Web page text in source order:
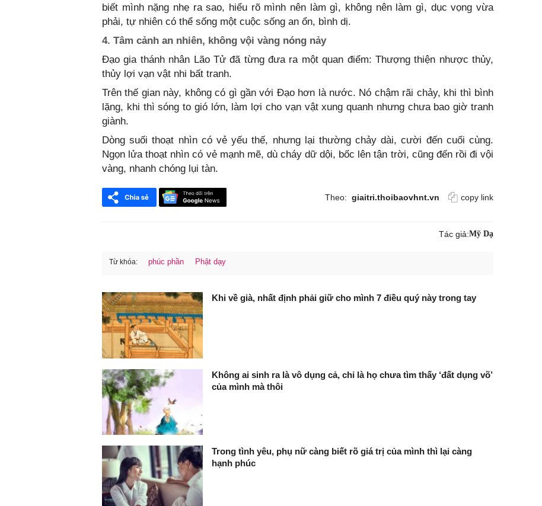
biết mình nặng nhẹ ra sao, hiểu rõ mình nên làm gì, không nên làm gì, dục vọng vừa
phải, tự nhiên có thể sống một cuộc sống an ổn, bình dị.
4. Tâm cảnh an nhiên, không vội vàng nóng nảy
Đạo gia thánh nhân Lão Tử đã từng đưa ra một quan điểm: Thượng thiện nhược thủy,
thủy lợi vạn vật nhi bất tranh.
Trên thế gian này, không có gì gần với Đạo hơn là nước. Nó chậm rãi chảy, khi thì bình
lặng, khi thì sóng to gió lớn, làm lợi cho vạn vật xung quanh nhưng chưa bao giờ tranh
giành.
Dòng suối thoạt nhìn có vẻ yếu thế, nhưng lại thường chảy dài, cười đến cuối cùng.
Ngọn lửa thoạt nhìn có vẻ mạnh mẽ, dù cháy dữ dội, bốc lên tận trời, cũng đến rồi đi vội
vàng, nhanh chóng lụi tàn.
Theo: giaitri.thoibaovhnt.vn copy link
Tác giả:Mỹ Dạ
Từ khóa: phúc phần Phật dạy
Khi về già, nhất định phải giữ cho mình 7 điều quý này trong tay
Không ai sinh ra là vô dụng cả, chỉ là họ chưa tìm thấy ‘đất dụng võ’
của mình mà thôi
Trong tình yêu, phụ nữ càng biết rõ giá trị của mình thì lại càng
hạnh phúc